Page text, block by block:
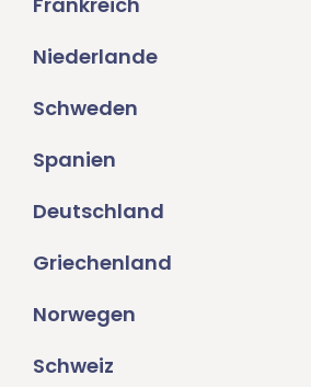
Niederlande
Schweden
Spanien
Deutschland
Griechenland
Norwegen
Schweiz